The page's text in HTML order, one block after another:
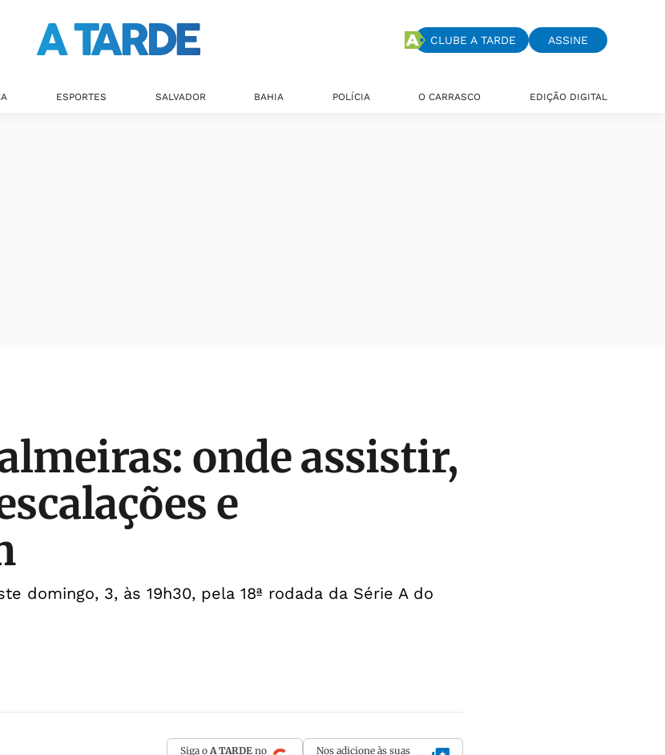
CLUBE A TARDE ASSINE
ESPORTES SALVADOR BAHIA POLÍCIA O CARRASCO EDIÇÃO DIGITAL
onde assistir,
e
domingo, 3, às 19h30, pela 18ª rodada da Série A do
Siga o A TARDE no
Nos adicione às suas